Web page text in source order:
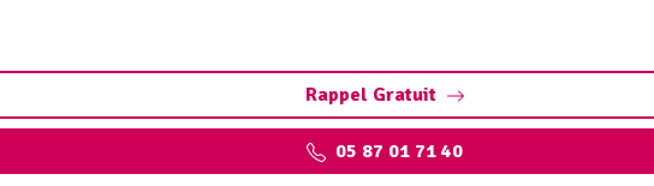
Rappel Gratuit
05 87 01 71 40